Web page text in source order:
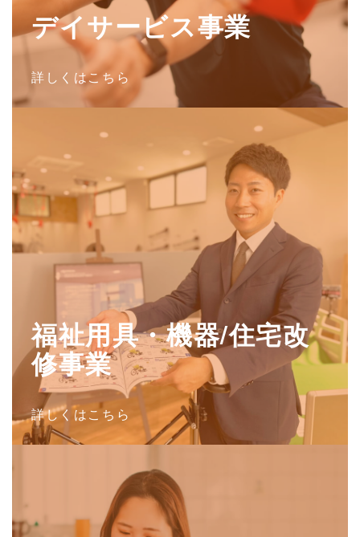
デイサービス事業
詳しくはこちら
福祉用具・機器/住宅改
修事業
詳しくはこちら